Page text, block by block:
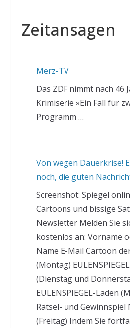
Zeitansagen
Merz-TV
Das ZDF nimmt nach 46
Krimiserie »Ein Fall für
Programm …
Von wegen Dauerkrise!
noch, die guten
Screenshot: Spiegel
Cartoons und bissige
Newsletter Melden Sie
kostenlos an: Vorname
Name E-Mail Cartoon
(Montag)
(Dienstag und
EULENSPIEGEL-Laden
Rätsel- und Gewinnspiel
(Freitag) Indem Sie